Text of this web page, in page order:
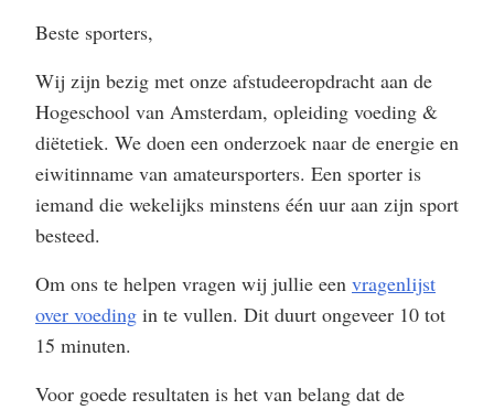
Beste sporters,
Wij zijn bezig met onze afstudeeropdracht aan de
Hogeschool van Amsterdam, opleiding voeding &
diëtetiek. We doen een onderzoek naar de energie en
eiwitinname van amateursporters. Een sporter is
iemand die wekelijks minstens één uur aan zijn sport
besteed.
Om ons te helpen vragen wij jullie een vragenlijst
over voeding in te vullen. Dit duurt ongeveer 10 tot
15 minuten.
Voor goede resultaten is het van belang dat de